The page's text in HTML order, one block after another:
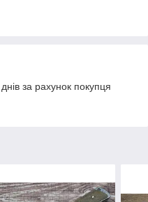
за рахунок покупця